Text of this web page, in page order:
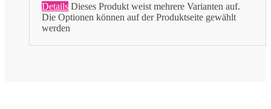
Details Dieses Produkt weist mehrere Varianten auf.
Die Optionen können auf der Produktseite gewählt
werden